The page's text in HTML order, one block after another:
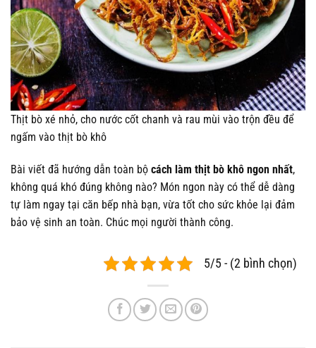
Thịt bò xé nhỏ, cho nước cốt chanh và rau mùi vào trộn đều để
ngấm vào thịt bò khô
Bài viết đã hướng dẫn toàn bộ cách làm thịt bò khô ngon nhất,
không quá khó đúng không nào? Món ngon này có thể dễ dàng
tự làm ngay tại căn bếp nhà bạn, vừa tốt cho sức khỏe lại đảm
bảo vệ sinh an toàn. Chúc mọi người thành công.
5/5 - (2 bình chọn)